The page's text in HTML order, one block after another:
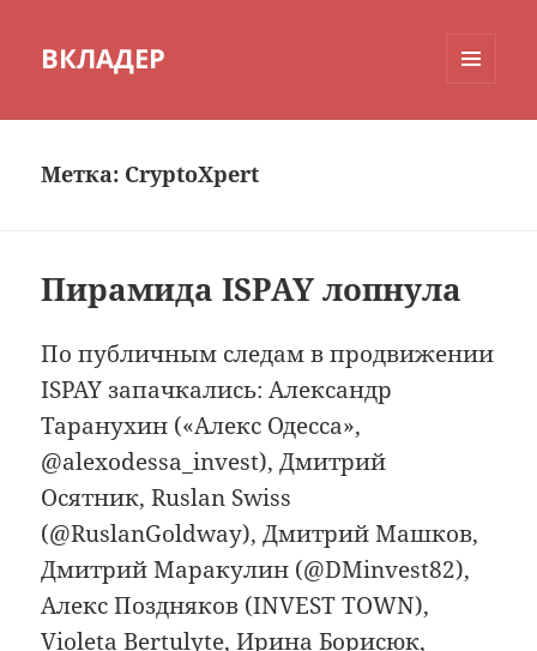
ВКЛАДЕР
Метка: CryptoXpert
Пирамида ISPAY лопнула
По публичным следам в продвижении
ISPAY запачкались: Александр
Таранухин («Алекс Одесса»,
@alexodessa_invest), Дмитрий
Осятник, Ruslan Swiss
(@RuslanGoldway), Дмитрий Машков,
Дмитрий Маракулин (@DMinvest82),
Алекс Поздняков (INVEST TOWN),
Violeta Bertulyte, Ирина Борисюк,